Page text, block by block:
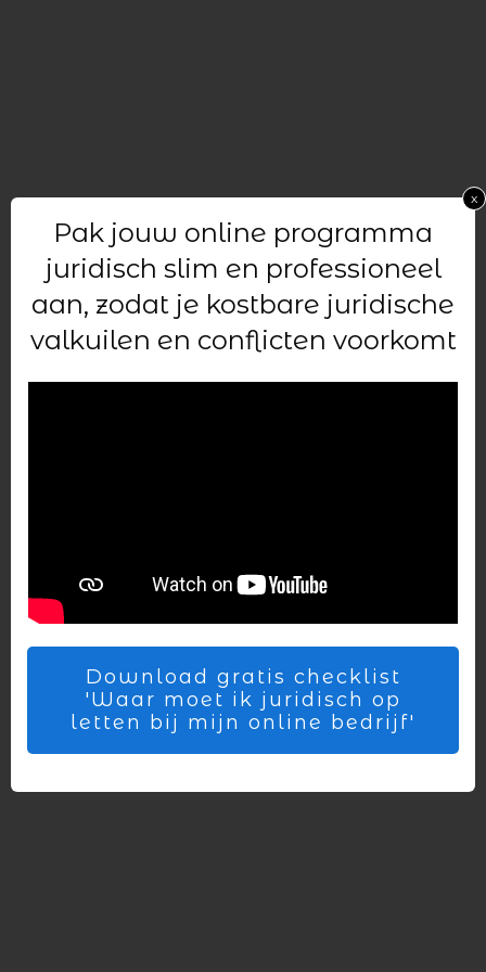
Pak jouw online programma
juridisch slim en professioneel
aan, zodat je kostbare juridische
valkuilen en conflicten voorkomt
Download gratis checklist
'Waar moet ik juridisch op
letten bij mijn online bedrijf'
x